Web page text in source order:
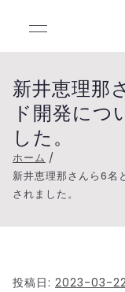
新井恵理那
ド開発につ
した。
ホーム
新井恵理那さんら6名
されました。
投稿日: 2023-03-